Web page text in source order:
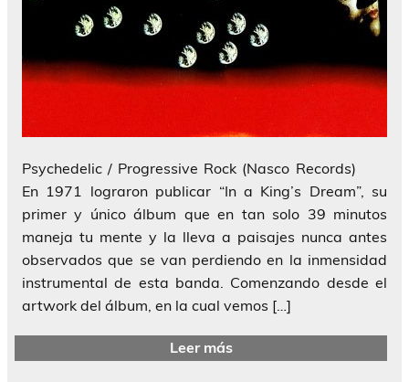
Psychedelic / Progressive Rock (Nasco Records)
En 1971 lograron publicar “In a King’s Dream”, su
primer y único álbum que en tan solo 39 minutos
maneja tu mente y la lleva a paisajes nunca antes
observados que se van perdiendo en la inmensidad
instrumental de esta banda. Comenzando desde el
artwork del álbum, en la cual vemos […]
Leer más